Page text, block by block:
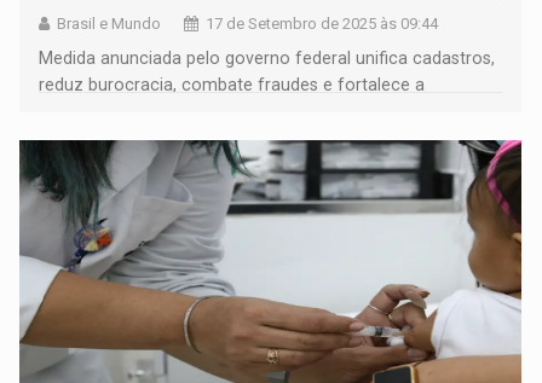
Brasil e Mundo 17 de Setembro de 2025 às 09:44
Medida anunciada pelo governo federal unifica cadastros,
reduz burocracia, combate fraudes e fortalece a